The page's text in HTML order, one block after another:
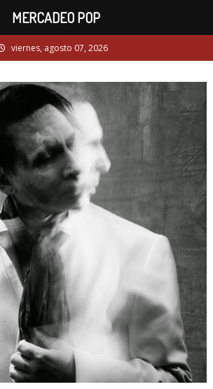
viernes, agosto 07, 2026
MERCADEO POP